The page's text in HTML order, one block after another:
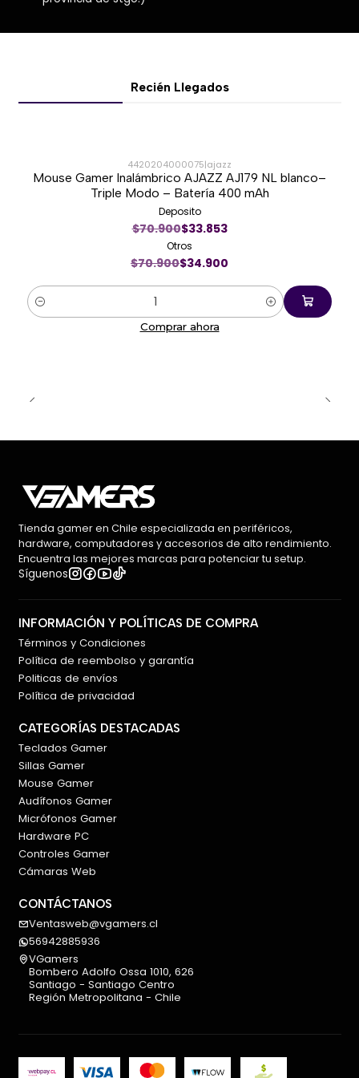
Recién Llegados
-51%
4420204000075|ajazz
Mouse Gamer Inalámbrico AJAZZ AJ179 NL blanco–
Triple Modo – Batería 400 mAh
Deposito
$70.900$33.853
Otros
$70.900$34.900
Cantidad
Comprar ahora
Tienda gamer en Chile especializada en periféricos,
hardware, computadores y accesorios de alto rendimiento.
Encuentra las mejores marcas para potenciar tu setup.
Síguenos
INFORMACIÓN Y POLÍTICAS DE COMPRA
Términos y Condiciones
Política de reembolso y garantía
Politicas de envíos
Política de privacidad
CATEGORÍAS DESTACADAS
Teclados Gamer
Sillas Gamer
Mouse Gamer
Audífonos Gamer
Micrófonos Gamer
Hardware PC
Controles Gamer
Cámaras Web
CONTÁCTANOS
Ventasweb@vgamers.cl
56942885936
VGamers
Bombero Adolfo Ossa 1010, 626
Santiago - Santiago Centro
Región Metropolitana - Chile